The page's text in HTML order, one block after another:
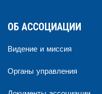
ОБ АССОЦИАЦИИ
Видение и миссия
Органы управления